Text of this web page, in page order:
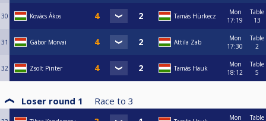
30 Kovács Ákos Tamás Hürkecz
Mon
17:19
Table
13
31 Gábor Morvai Attila Zab
Mon
17:30
Table
2
32 Zsolt Pinter Tamás Hauk
Mon
18:12
Table
5
Loser round 1 Race to 3
Mon Table